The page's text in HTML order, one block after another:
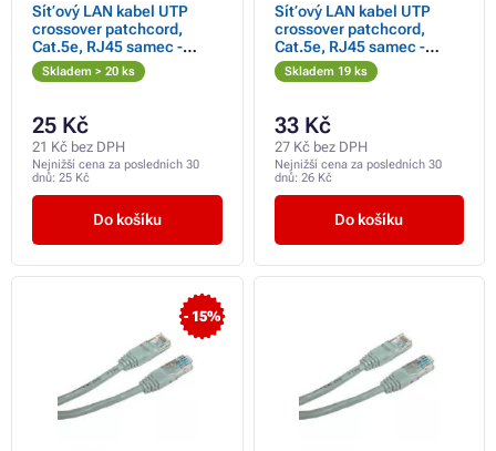
Síťový LAN kabel UTP
crossover patchcord,
Cat.5e, RJ45 samec -
RJ45 samec, 2 m,
nestíněný, křížený, šedý, k
Skladem > 20 ks
25 Kč
21 Kč bez DPH
Nejnižší cena za posledních 30
dnů: 25 Kč
Do košíku
Síťový LAN kabel UTP
crossover patchcord,
Cat.5e, RJ45 samec -
RJ45 samec, 3 m,
nestíněný, křížený, šedý, k
Skladem 19 ks
33 Kč
27 Kč bez DPH
Nejnižší cena za posledních 30
dnů: 26 Kč
Do košíku
- 15%